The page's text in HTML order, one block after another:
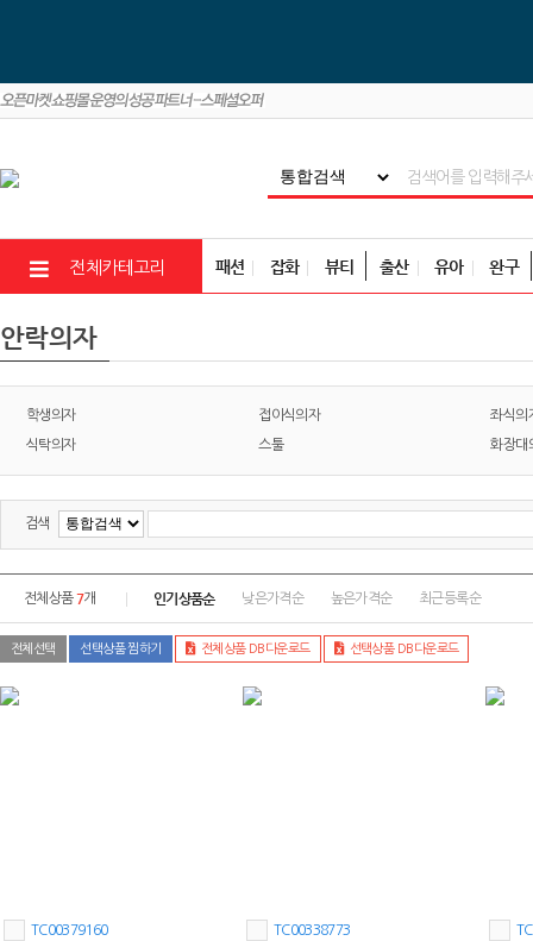
전체카테고리 패션 잡화 뷰티 출산 유아 완구
안락의자
학생의자 접이식의자 좌식의
식탁의자 스툴 화장대
검색
전체상품7개 인기상품순 낮은가격순 높은가격순 최근등록순
전체선택 선택상품 찜하기 전체상품 DB다운로드 선택상품 DB다운로드
TC00379160
TC00338773